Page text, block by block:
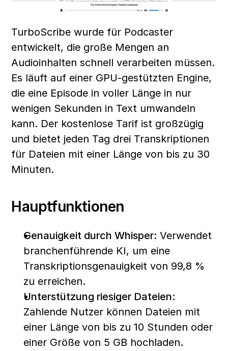
TurboScribe wurde für Podcaster
entwickelt, die große Mengen an
Audioinhalten schnell verarbeiten müssen.
Es läuft auf einer GPU-gestützten Engine,
die eine Episode in voller Länge in nur
wenigen Sekunden in Text umwandeln
kann. Der kostenlose Tarif ist großzügig
und bietet jeden Tag drei Transkriptionen
für Dateien mit einer Länge von bis zu 30
Minuten.
Hauptfunktionen
Genauigkeit durch Whisper: Verwendet
branchenführende KI, um eine
Transkriptionsgenauigkeit von 99,8 %
zu erreichen.
Unterstützung riesiger Dateien:
Zahlende Nutzer können Dateien mit
einer Länge von bis zu 10 Stunden oder
einer Größe von 5 GB hochladen.